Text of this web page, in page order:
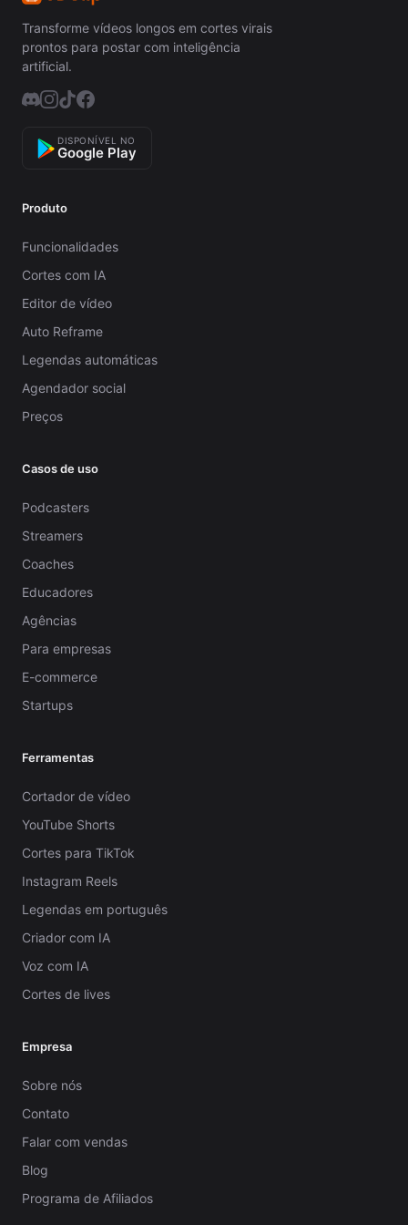
Transforme vídeos longos em cortes virais
prontos para postar com inteligência
artificial.
DISPONÍVEL NO
Google Play
Produto
Funcionalidades
Cortes com IA
Editor de vídeo
Auto Reframe
Legendas automáticas
Agendador social
Preços
Casos de uso
Podcasters
Streamers
Coaches
Educadores
Agências
Para empresas
E-commerce
Startups
Ferramentas
Cortador de vídeo
YouTube Shorts
Cortes para TikTok
Instagram Reels
Legendas em português
Criador com IA
Voz com IA
Cortes de lives
Empresa
Sobre nós
Contato
Falar com vendas
Blog
Programa de Afiliados